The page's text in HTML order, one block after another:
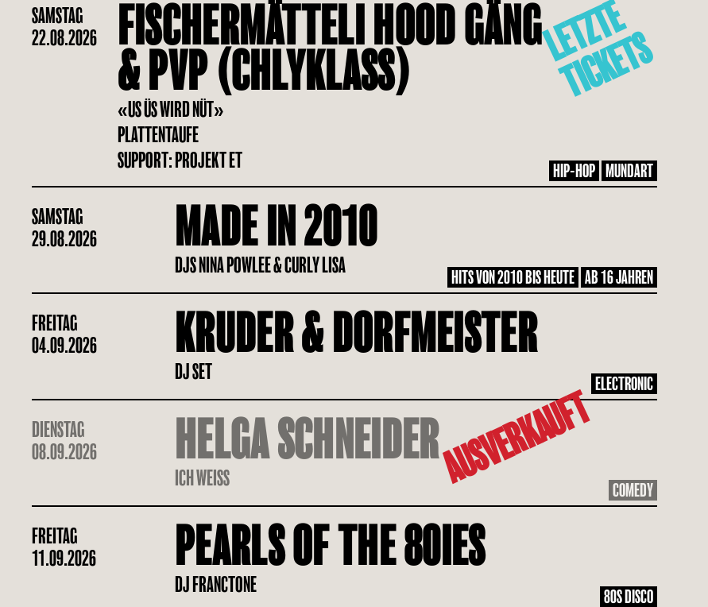
SAMSTAG
22.08.2026
FISCHERMÄTTELI HOOD GÄNG
& PVP (CHLYKLASS)
«US ÜS WIRD NÜT»
PLATTENTAUFE
SUPPORT: PROJEKT ET
L
E
T
Z
T
E
T
I
C
K
E
T
S
HIP-HOP MUNDART
SAMSTAG
29.08.2026
MADE IN 2010
DJS NINA POWLEE & CURLY LISA
HITS VON 2010 BIS HEUTE AB 16 JAHREN
FREITAG
04.09.2026
KRUDER & DORFMEISTER
DJ SET
ELECTRONIC
DIENSTAG
08.09.2026
HELGA SCHNEIDER
ICH WEISS AUSVERKAUFT COMEDY
FREITAG
11.09.2026
PEARLS OF THE 80IES
DJ FRANCTONE
80S DISCO